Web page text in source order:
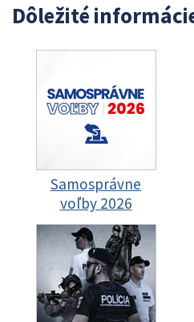
Dôležité
Samosprávne
voľby 2026